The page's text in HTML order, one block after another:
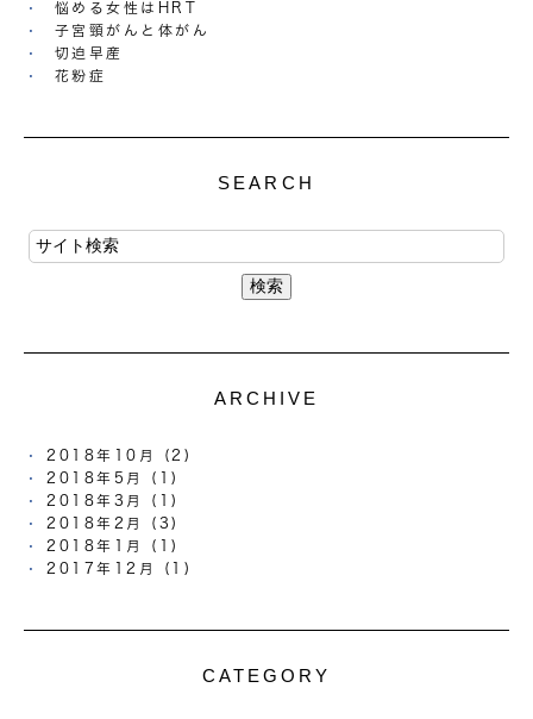
悩める女性はHRT
子宮頸がんと体がん
切迫早産
花粉症
SEARCH
ARCHIVE
2018年10月 (2)
2018年5月 (1)
2018年3月 (1)
2018年2月 (3)
2018年1月 (1)
2017年12月 (1)
CATEGORY